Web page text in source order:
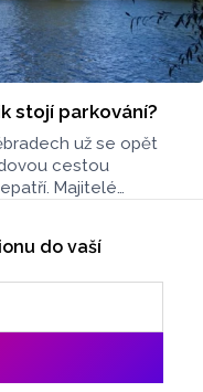
stojí parkování?
už se opět
cestou
Majitelé
do vaší